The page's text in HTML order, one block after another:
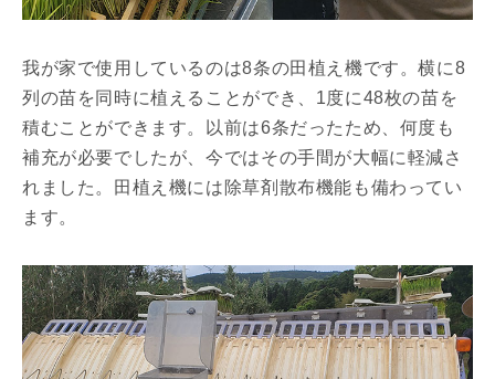
我が家で使用しているのは8条の田植え機です。横に8
列の苗を同時に植えることができ、1度に48枚の苗を
積むことができます。以前は6条だったため、何度も
補充が必要でしたが、今ではその手間が大幅に軽減さ
れました。田植え機には除草剤散布機能も備わってい
ます。